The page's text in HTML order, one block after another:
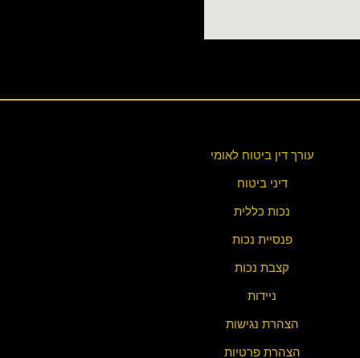
עורך דין ביטוח לאומי
דיני ביטוח
נכות כללית
פנסיית נכות
קצבת נכות
ניידות
הצהרת נגישות
הצהרת פרטיות